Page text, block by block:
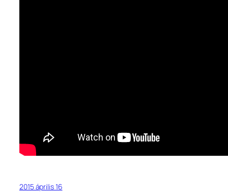
2015 április 16